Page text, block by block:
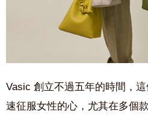
Vasic 創立不過五年的時間，
速征服女性的心，尤其在多個